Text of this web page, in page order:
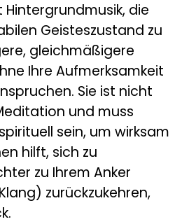
die
Geisteszustand zu
gleichmäßigere
Ihre Aufmerksamkeit
Sie ist nicht
und muss
sein, um wirksam
hilft, sich zu
zu Ihrem Anker
zurückzukehren,